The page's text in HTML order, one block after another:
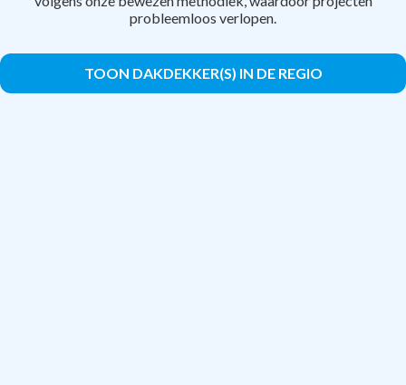
probleemloos verlopen.
TOON DAKDEKKER(S) IN DE REGIO